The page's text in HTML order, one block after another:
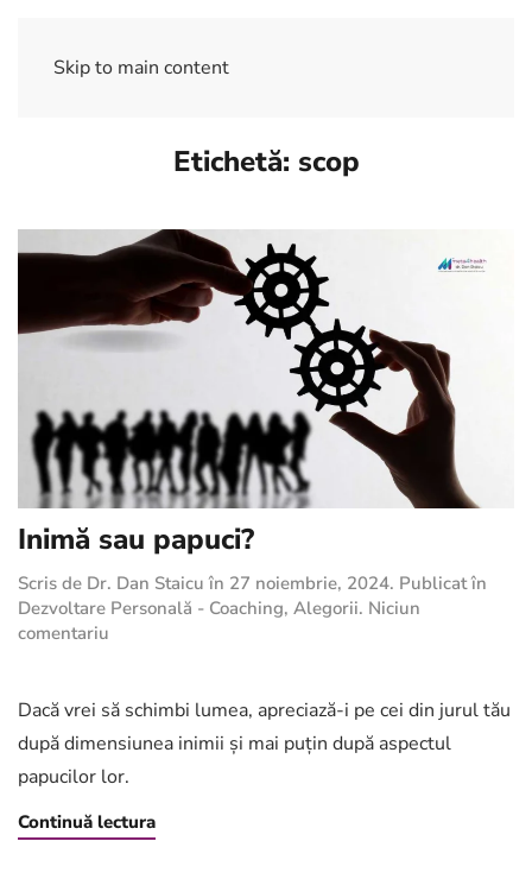
Skip to main content
Etichetă: scop
Inimă sau papuci?
Scris de Dr. Dan Staicu în 27 noiembrie, 2024. Publicat în
Dezvoltare Personală - Coaching, Alegorii. Niciun
comentariu
papuci?
Dacă vrei să schimbi lumea, apreciază-i pe cei din jurul tău
după dimensiunea inimii și mai puțin după aspectul
papucilor lor.
Continuă lectura